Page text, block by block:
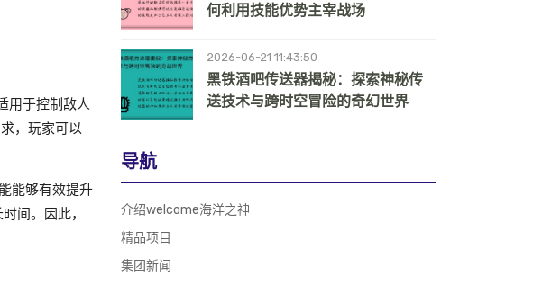
用于控制敌人
，玩家可以
能够有效提升
间。因此，
何利用技能优势主宰战场
2026-06-21 11:43:50
黑铁酒吧传送器揭秘：探索神秘传
送技术与跨时空冒险的奇幻世界
导航
介绍welcome海洋之神
精品项目
集团新闻